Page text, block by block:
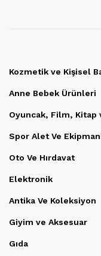
Kozmetik ve Kişisel
Anne Bebek Ürünleri
Oyuncak, Film, Kitap
Spor Alet Ve
Oto Ve Hırdavat
Elektronik
Antika Ve Koleksiyon
Giyim ve Aksesuar
Gıda